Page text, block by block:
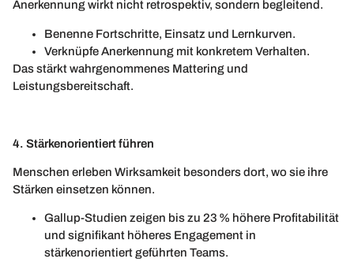
Anerkennung wirkt nicht retrospektiv, sondern begleitend.
Benenne Fortschritte, Einsatz und Lernkurven.
Verknüpfe Anerkennung mit konkretem Verhalten.
Das stärkt wahrgenommenes Mattering und
Leistungsbereitschaft.
4. Stärkenorientiert führen
Menschen erleben Wirksamkeit besonders dort, wo sie ihre
Stärken einsetzen können.
Gallup-Studien zeigen bis zu 23 % höhere Profitabilität
und signifikant höheres Engagement in
stärkenorientiert geführten Teams.